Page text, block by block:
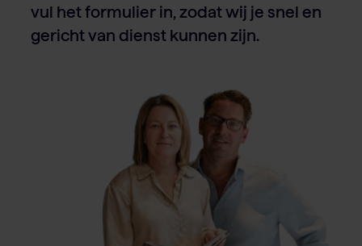
vul het formulier in, zodat wij je snel en
gericht van dienst kunnen zijn.